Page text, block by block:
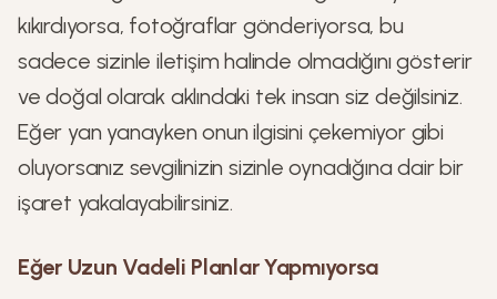
kıkırdıyorsa, fotoğraflar gönderiyorsa, bu
sadece sizinle iletişim halinde olmadığını gösterir
ve doğal olarak aklındaki tek insan siz değilsiniz.
Eğer yan yanayken onun ilgisini çekemiyor gibi
oluyorsanız sevgilinizin sizinle oynadığına dair bir
işaret yakalayabilirsiniz.
Eğer Uzun Vadeli Planlar Yapmıyorsa